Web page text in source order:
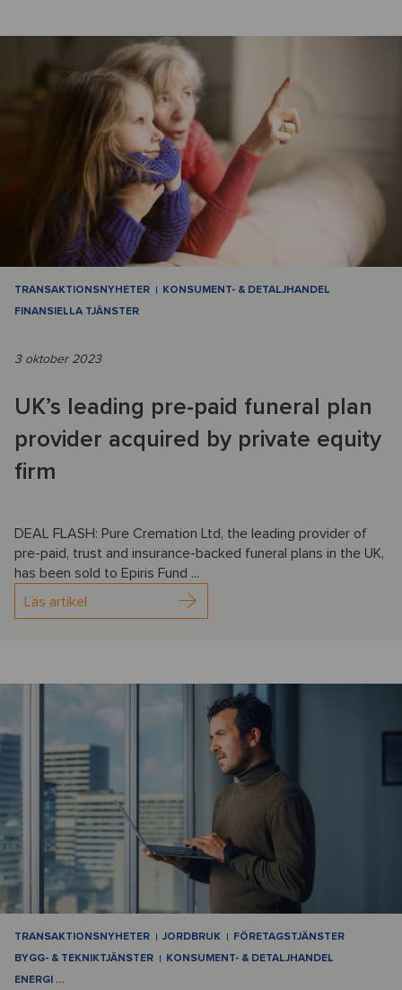
TRANSAKTIONSNYHETER
KONSUMENT- & DETALJHANDEL
FINANSIELLA TJÄNSTER
3 oktober 2023
UK’s leading pre-paid funeral plan
provider acquired by private equity
firm
DEAL FLASH: Pure Cremation Ltd, the leading provider of
pre-paid, trust and insurance-backed funeral plans in the UK,
has been sold to Epiris Fund ...
Läs artikel
TRANSAKTIONSNYHETER JORDBRUK
FÖRETAGSTJÄNSTER
BYGG- & TEKNIKTJÄNSTER
KONSUMENT- & DETALJHANDEL
ENERGI …